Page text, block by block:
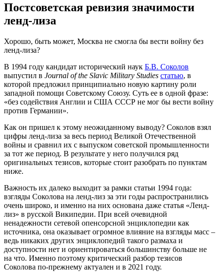
Постсоветская ревизия значимости
ленд-лиза
Хорошо, быть может, Москва не смогла бы вести войну без
ленд-лиза?
В 1994 году кандидат исторический наук Б.В. Соколов
выпустил в Journal of the Slavic Military Studies статью, в
которой предложил принципиально новую картину роли
западной помощи Советскому Союзу. Суть ее в одной фразе:
«без содействия Англии и США СССР не мог бы вести войну
против Германии».
Как он пришел к этому неожиданному выводу? Соколов взял
цифры ленд-лиза за весь период Великой Отечественной
войны и сравнил их с выпуском советской промышленности
за тот же период. В результате у него получился ряд
оригинальных тезисов, которые стоит разобрать по пунктам
ниже.
Важность их далеко выходит за рамки статьи 1994 года:
взгляды Соколова на ленд-лиз за эти годы распространились
очень широко, и именно на них основана даже статья «Ленд-
лиз» в русской Википедии. При всей очевидной
ненадежности сетевой опенсорсной энциклопедии как
источника, она оказывает огромное влияние на взгляды масс –
ведь никаких других энциклопедий такого размаха и
доступности нет и ориентироваться большинству больше не
на что. Именно поэтому критический разбор тезисов
Соколова по-прежнему актуален и в 2021 году.